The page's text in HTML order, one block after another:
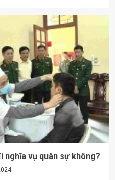
nghĩa vụ quân sự không?